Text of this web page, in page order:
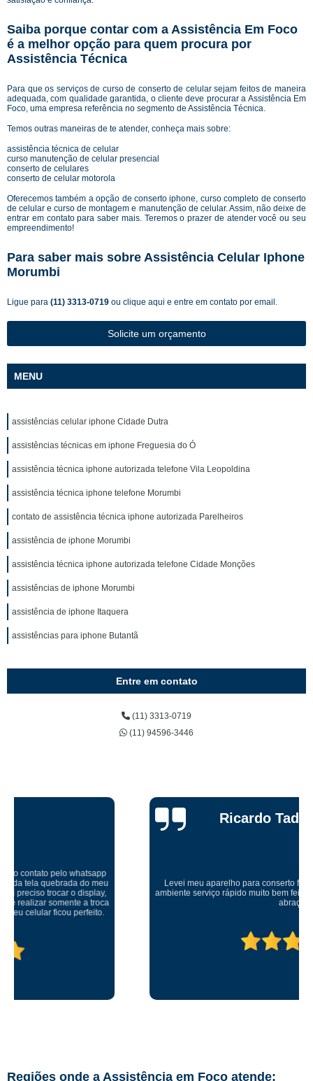
Saiba porque contar com a Assistência Em Foco
é a melhor opção para quem procura por
Assistência Técnica
Para que os serviços de curso de conserto de celular sejam feitos de maneira
adequada, com qualidade garantida, o cliente deve procurar a Assistência Em
Foco, uma empresa referência no segmento de Assistência Técnica.
Temos outras maneiras de te atender, conheça mais sobre:
assistência técnica de celular
curso manutenção de celular presencial
conserto de celulares
conserto de celular motorola
Oferecemos também a opção de conserto iphone, curso completo de conserto
de celular e curso de montagem e manutenção de celular. Assim, não deixe de
entrar em contato para saber mais. Teremos o prazer de atender você ou seu
empreendimento!
Para saber mais sobre Assistência Celular Iphone
Morumbi
Ligue para (11) 3313-0719 ou clique aqui e entre em contato por email.
Solicite um orçamento
MENU
assistências celular iphone Cidade Dutra
assistências técnicas em iphone Freguesia do Ó
assistência técnica iphone autorizada telefone Vila Leopoldina
assistência técnica iphone telefone Morumbi
contato de assistência técnica iphone autorizada Parelheiros
assistência de iphone Morumbi
assistência técnica iphone autorizada telefone Cidade Monções
assistências de iphone Morumbi
assistência de iphone Itaquera
assistências para iphone Butantã
Entre em contato
(11) 3313-0719
(11) 94596-3446
Ricardo Tadeu
Levei meu aparelho para conserto fui muito bem atendido um ótimo
ambiente serviço rápido muito bem feito. Recomendo serviço muito bom
Regiões onde a Assistência em Foco atende: